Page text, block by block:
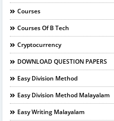
Courses
Courses Of B Tech
Cryptocurrency
DOWNLOAD QUESTION PAPERS
Easy Division Method
Easy Division Method Malayalam
Easy Writing Malayalam